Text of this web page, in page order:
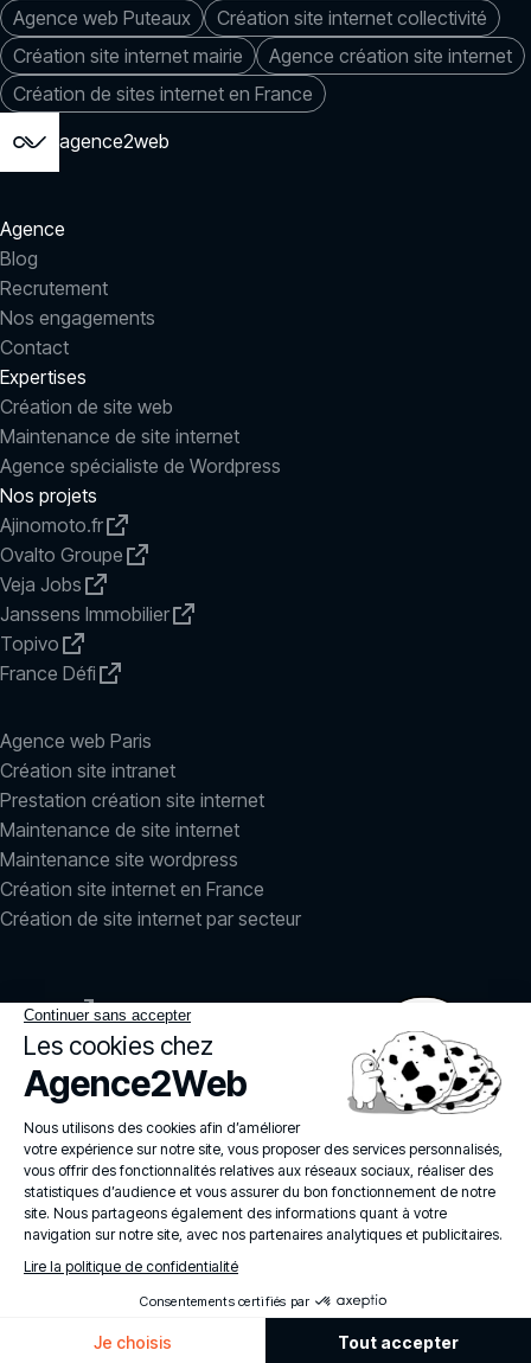
Agence web Puteaux
Création site internet collectivité
Création site internet mairie
Agence création site internet
Création de sites internet en France
agence2web
Agence
Blog
Recrutement
Nos engagements
Contact
Expertises
Création de site web
Maintenance de site internet
Agence spécialiste de Wordpress
Nos projets
Ajinomoto.fr
Ovalto Groupe
Veja Jobs
Janssens Immobilier
Topivo
France Défi
Agence web Paris
Création site intranet
Prestation création site internet
Maintenance de site internet
Maintenance site wordpress
Création site internet en France
Création de site internet par secteur
LinkedIn
Instagram
agence2web© 2026
Politique de confidentialité
Mentions légales
Politique IA
Services
Nos engagements RSE